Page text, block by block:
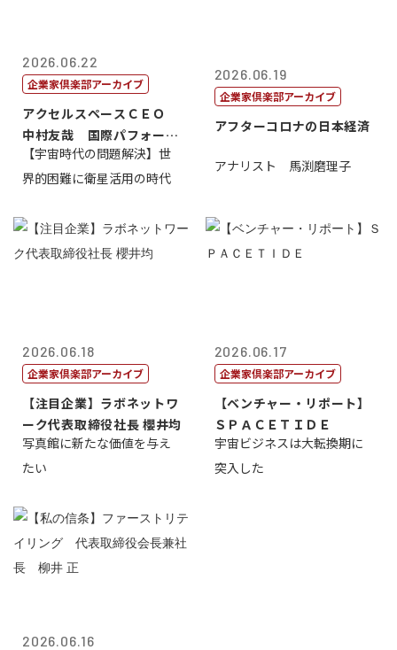
2026.06.22
企業家倶楽部アーカイブ
アクセルスペースＣＥＯ
中村友哉 国際パフォーマ
ンス研究所代...
【宇宙時代の問題解決】世
界的困難に衛星活用の時代
2026.06.19
企業家倶楽部アーカイブ
アフターコロナの日本経済
アナリスト 馬渕磨理子
2026.06.18
企業家倶楽部アーカイブ
【注目企業】ラボネットワ
ーク代表取締役社長 櫻井均
写真館に新たな価値を与え
たい
2026.06.17
企業家倶楽部アーカイブ
【ベンチャー・リポート】
ＳＰＡＣＥＴＩＤＥ
宇宙ビジネスは大転換期に
突入した
2026.06.16